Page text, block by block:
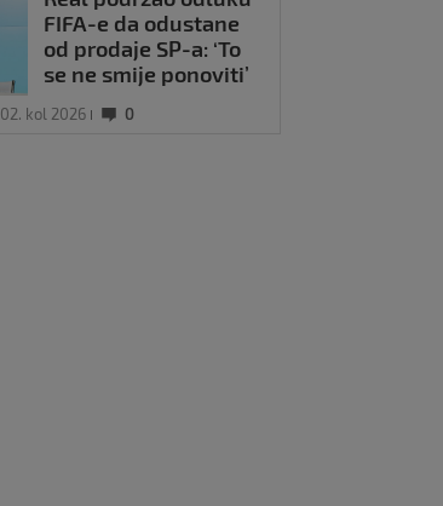
FIFA-e da odustane
od prodaje SP-a: ‘To
se ne smije ponoviti’
02. kol 2026 0